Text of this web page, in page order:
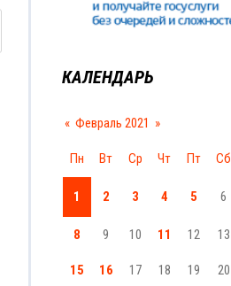
КАЛЕНДАРЬ
« Февраль 2021 »
Пн Вт Ср Чт Пт Сб
1 2 3 4 5 6
8 9 10 11 12 13
15 16 17 18 19 20